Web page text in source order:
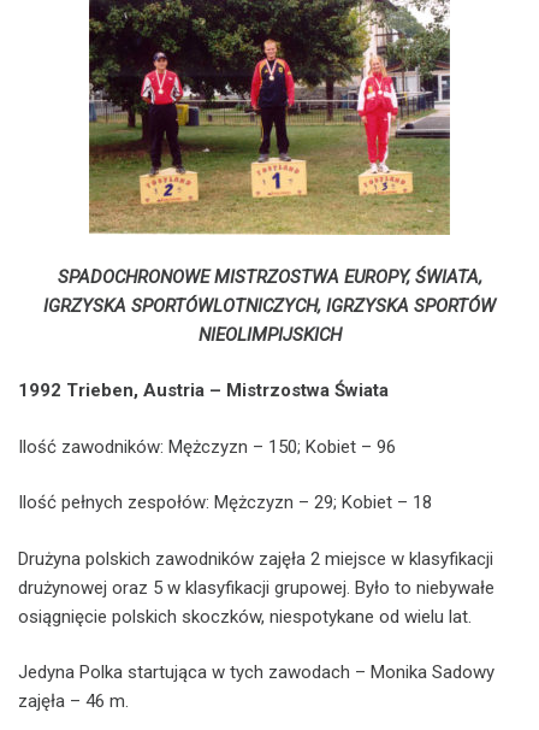
SPADOCHRONOWE MISTRZOSTWA EUROPY, ŚWIATA,
IGRZYSKA SPORTÓWLOTNICZYCH, IGRZYSKA SPORTÓW
NIEOLIMPIJSKICH
1992 Trieben, Austria – Mistrzostwa Świata
Ilość zawodników: Mężczyzn – 150; Kobiet – 96
Ilość pełnych zespołów: Mężczyzn – 29; Kobiet – 18
Drużyna polskich zawodników zajęła 2 miejsce w klasyfikacji
drużynowej oraz 5 w klasyfikacji grupowej. Było to niebywałe
osiągnięcie polskich skoczków, niespotykane od wielu lat.
Jedyna Polka startująca w tych zawodach – Monika Sadowy
zajęła – 46 m.